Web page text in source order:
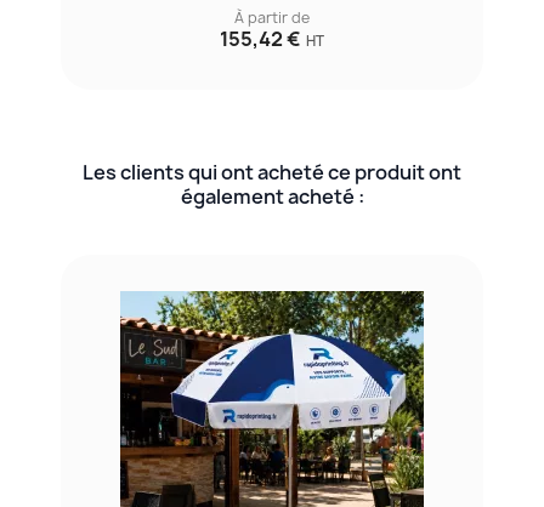
À partir de
155,42 € HT
Les clients qui ont acheté ce produit ont
également acheté :